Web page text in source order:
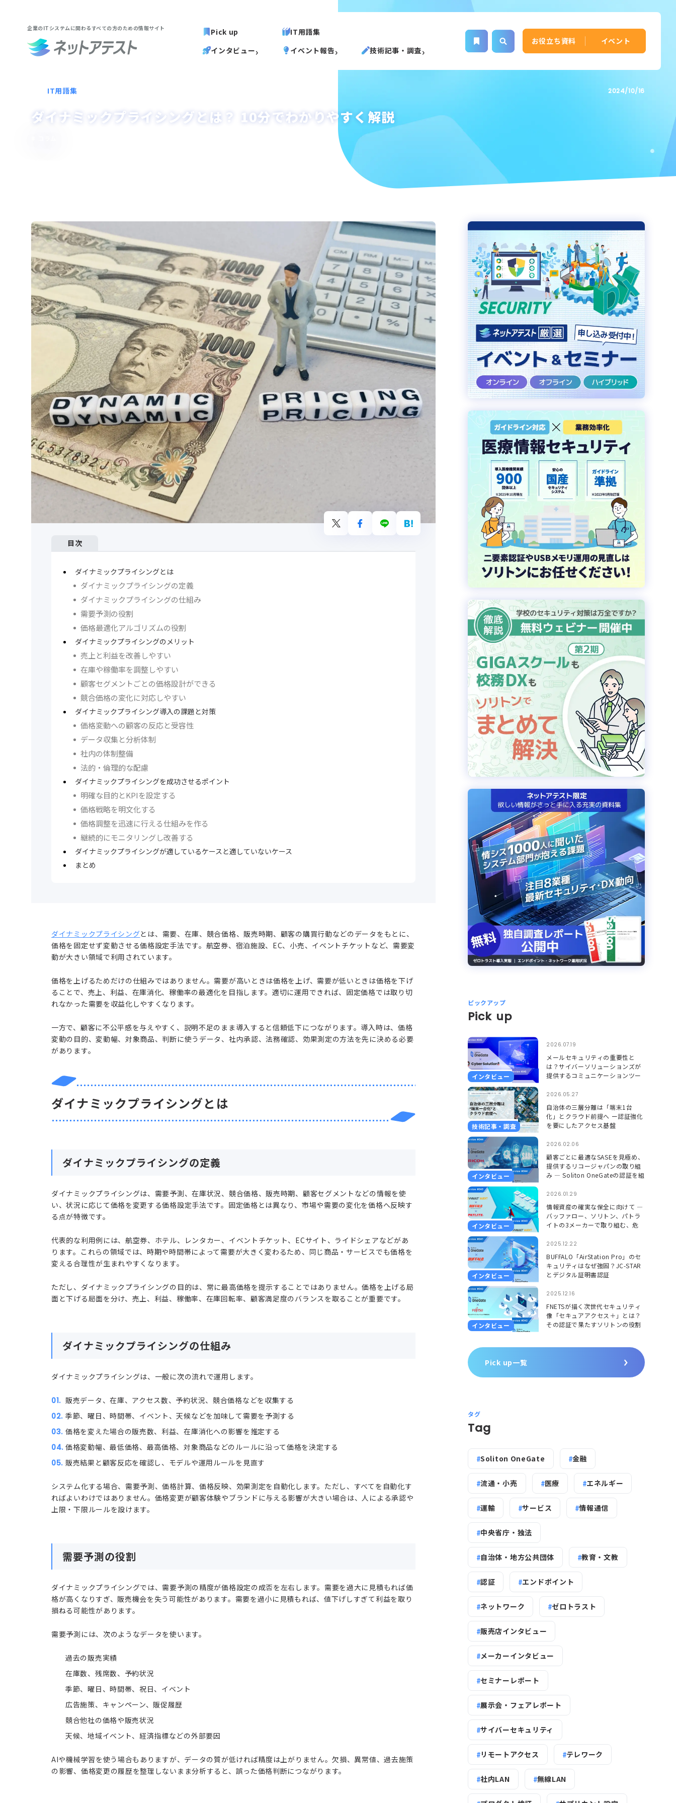
企業のITシステムに関わるすべての方のための情報サイト Pick up
IT用語集
インタビュー
イベント報告 技術記事・調査
お役立ち資料 イベント
IT用語集 2024/10/16
ダイナミックプライシングとは？ 10分でわかりやすく解説
目次
ダイナミックプライシングとは
ダイナミックプライシングの定義
ダイナミックプライシングの仕組み
需要予測の役割
価格最適化アルゴリズムの役割
ダイナミックプライシングのメリット
売上と利益を改善しやすい
在庫や稼働率を調整しやすい
顧客セグメントごとの価格設計ができる
競合価格の変化に対応しやすい
ダイナミックプライシング導入の課題と対策
価格変動への顧客の反応と受容性
データ収集と分析体制
社内の体制整備
法的・倫理的な配慮
ダイナミックプライシングを成功させるポイント
明確な目的とKPIを設定する
価格戦略を明文化する
価格調整を迅速に行える仕組みを作る
継続的にモニタリングし改善する
ダイナミックプライシングが適しているケースと適していないケース
まとめ
ダイナミックプライシングとは、需要、在庫、競合価格、販売時期、顧客の購買行動などのデータをもとに、
価格を固定せず変動させる価格設定手法です。航空券、宿泊施設、EC、小売、イベントチケットなど、需要変
動が大きい領域で利用されています。
価格を上げるためだけの仕組みではありません。需要が高いときは価格を上げ、需要が低いときは価格を下げ
ることで、売上、利益、在庫消化、稼働率の最適化を目指します。適切に運用できれば、固定価格では取り切
れなかった需要を収益化しやすくなります。
一方で、顧客に不公平感を与えやすく、説明不足のまま導入すると信頼低下につながります。導入時は、価格
変動の目的、変動幅、対象商品、判断に使うデータ、社内承認、法務確認、効果測定の方法を先に決める必要
があります。
ダイナミックプライシングとは
ダイナミックプライシングの定義
ダイナミックプライシングは、需要予測、在庫状況、競合価格、販売時期、顧客セグメントなどの情報を使
い、状況に応じて価格を変更する価格設定手法です。固定価格とは異なり、市場や需要の変化を価格へ反映す
る点が特徴です。
代表的な利用例には、航空券、ホテル、レンタカー、イベントチケット、ECサイト、ライドシェアなどがあ
ります。これらの領域では、時期や時間帯によって需要が大きく変わるため、同じ商品・サービスでも価格を
変える合理性が生まれやすくなります。
ただし、ダイナミックプライシングの目的は、常に最高価格を提示することではありません。価格を上げる局
面と下げる局面を分け、売上、利益、稼働率、在庫回転率、顧客満足度のバランスを取ることが重要です。
ダイナミックプライシングの仕組み
ダイナミックプライシングは、一般に次の流れで運用します。
販売データ、在庫、アクセス数、予約状況、競合価格などを収集する
季節、曜日、時間帯、イベント、天候などを加味して需要を予測する
価格を変えた場合の販売数、利益、在庫消化への影響を推定する
価格変動幅、最低価格、最高価格、対象商品などのルールに沿って価格を決定する
販売結果と顧客反応を確認し、モデルや運用ルールを見直す
システム化する場合、需要予測、価格計算、価格反映、効果測定を自動化します。ただし、すべてを自動化す
ればよいわけではありません。価格変更が顧客体験やブランドに与える影響が大きい場合は、人による承認や
上限・下限ルールを設けます。
需要予測の役割
ダイナミックプライシングでは、需要予測の精度が価格設定の成否を左右します。需要を過大に見積もれば価
格が高くなりすぎ、販売機会を失う可能性があります。需要を過小に見積もれば、値下げしすぎて利益を取り
損ねる可能性があります。
需要予測には、次のようなデータを使います。
過去の販売実績
在庫数、残席数、予約状況
季節、曜日、時間帯、祝日、イベント
広告施策、キャンペーン、販促履歴
競合他社の価格や販売状況
天候、地域イベント、経済指標などの外部要因
AIや機械学習を使う場合もありますが、データの質が低ければ精度は上がりません。欠損、異常値、過去施策
の影響、価格変更の履歴を整理しないまま分析すると、誤った価格判断につながります。
ピックアップ
Pick up
インタビュー
2026.07.19
メールセキュリティの重要性と
は？サイバーソリューションズが
提供するコミュニケーションツー
Soliton OneGate
技術記事・調査
2026.05.27
自治体の三層分離は「端末1台
化」とクラウド前提へ ー認証強化
を要にしたアクセス基盤
インタビュー
2026.02.06
顧客ごとに最適なSASEを見極め、
提供するリコージャパンの取り組
み ― Soliton OneGateの認証を組
境に ―
インタビュー
2026.01.29
情報資産の確実な保全に向けて ―
バッファロー、ソリトン、パトラ
イトの3メーカーで取り組む、危
捉えるソリューション ―
インタビュー
2025.12.22
BUFFALO「AirStation Pro」のセ
キュリティはなぜ強固？JC-STAR
とデジタル証明書認証
インタビュー
2025.12.16
FNETSが描く次世代セキュリティ
像「セキュアアクセス＋」とは？
その認証で果たすソリトンの役割
Pick up一覧
タグ
Tag
Soliton OneGate 金融
流通・小売 医療 エネルギー
運輸 サービス 情報通信
中央省庁・独法
自治体・地方公共団体 教育・文教
認証 エンドポイント
ネットワーク ゼロトラスト
販売店インタビュー
メーカーインタビュー
セミナーレポート
展示会・フェアレポート
サイバーセキュリティ
リモートアクセス テレワーク
社内LAN 無線LAN